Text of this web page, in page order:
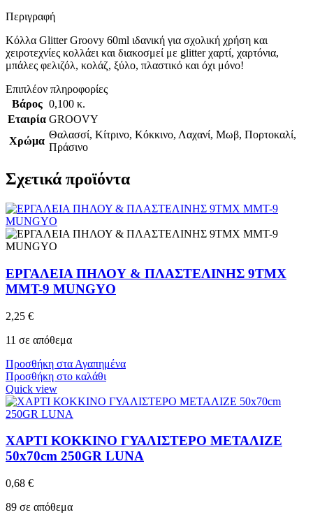
Περιγραφή
Κόλλα Glitter Groovy 60ml ιδανική για σχολική χρήση και
χειροτεχνίες κολλάει και διακοσμεί με glitter χαρτί, χαρτόνια,
μπάλες φελιζόλ, κολάζ, ξύλο, πλαστικό και όχι μόνο!
Επιπλέον πληροφορίες
Βάρος 0,100 κ.
Εταιρία GROOVY
Χρώμα
Θαλασσί, Κίτρινο, Κόκκινο, Λαχανί, Μωβ, Πορτοκαλί,
Πράσινο
Σχετικά προϊόντα
ΕΡΓΑΛΕΙΑ ΠΗΛΟΥ & ΠΛΑΣΤΕΛΙΝΗΣ 9ΤΜΧ
MMT-9 MUNGYO
2,25 €
11 σε απόθεμα
Προσθήκη στα Αγαπημένα
Προσθήκη στο καλάθι
Quick view
ΧΑΡΤΙ ΚΟΚΚΙΝΟ ΓΥΑΛΙΣΤΕΡΟ ΜΕΤΑΛΙΖΕ
50x70cm 250GR LUNA
0,68 €
89 σε απόθεμα